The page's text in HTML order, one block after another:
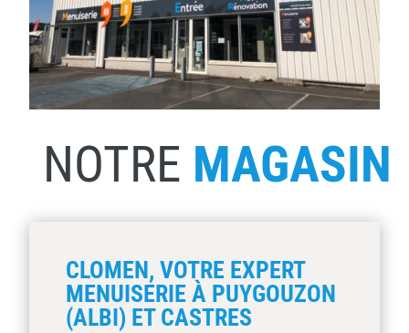
NOTRE MAGASIN
CLOMEN, VOTRE EXPERT
MENUISERIE À PUYGOUZON
(ALBI) ET CASTRES